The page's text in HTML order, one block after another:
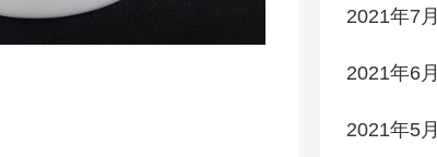
2021年7月
2021年6月
2021年5月